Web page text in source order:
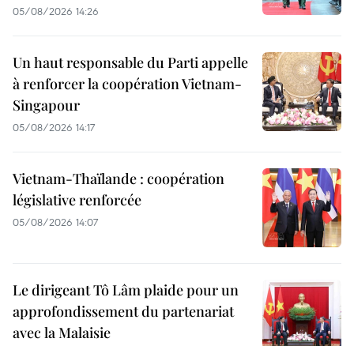
05/08/2026 14:26
Un haut responsable du Parti appelle
à renforcer la coopération Vietnam-
Singapour
05/08/2026 14:17
Vietnam-Thaïlande : coopération
législative renforcée
05/08/2026 14:07
Le dirigeant Tô Lâm plaide pour un
approfondissement du partenariat
avec la Malaisie